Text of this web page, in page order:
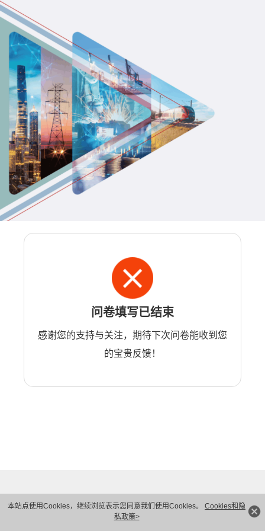
本站点使用Cookies，继续浏览表示您同意我们使用Cookies。 Cookies和隐
私政策>
问卷填写已结束
感谢您的支持与关注，期待下次问卷能收到您
的宝贵反馈！